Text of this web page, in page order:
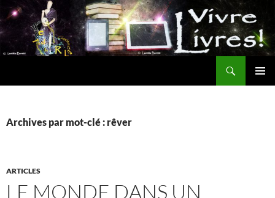
Aller
au
contenu
Archives par mot-clé : rêver
ARTICLES
LE MONDE DANS UN